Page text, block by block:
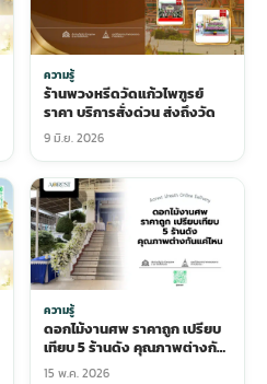
ความรู้
ร้านพวงหรีดวัดแก้วไพฑูรย์
ราคา บริการสั่งด่วน ส่งถึงวัด
9 มิ.ย. 2026
ความรู้
ดอกไม้งานศพ ราคาถูก เปรียบ
เทียบ 5 ร้านดัง คุณภาพต่างกัน
แค่ไหน
15 พ.ค. 2026